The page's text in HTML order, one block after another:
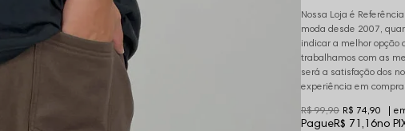
Nossa Loja é
moda desde 2007,
indicar a melhor opção
trabalhamos com as
será a satisfação dos
experiência em
PagueR$ 71,16no
R$ 99,90 R$ 74,90